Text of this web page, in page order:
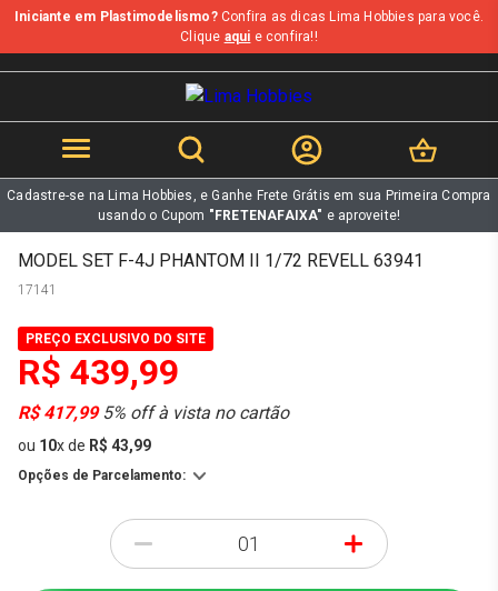
b
Iniciante em Plastimodelismo?Confira as dicas Lima Hobbies para você.
Clique aqui e confira!!
Cadastre-se na Lima Hobbies, e Ganhe Frete Grátis em sua Primeira Compra
usando o Cupom "FRETENAFAIXA" e aproveite!
MODEL SET F-4J PHANTOM II 1/72 REVELL 63941
17141
PREÇO EXCLUSIVO DO SITE
R$ 439,99
R$ 417,995% off à vista no cartão
ou 10xde R$ 43,99
Opções de Parcelamento:
- +